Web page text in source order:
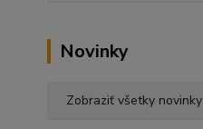
Novinky
Zobraziť všetky novinky